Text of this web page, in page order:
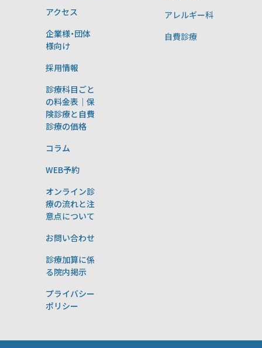
アクセス
企業様・団体
様向け
採用情報
診療科目ごと
の料金表｜保
険診療と自費
診療の価格
コラム
WEB予約
オンライン診
療の流れと注
意点について
お問い合わせ
診療加算に係
る院内掲示
プライバシー
ポリシー
アレルギー科
自費診療